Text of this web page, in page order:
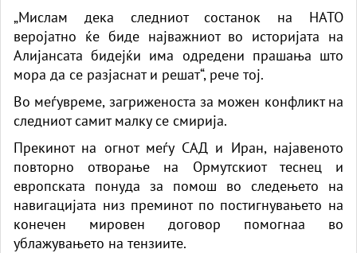
„Мислам дека следниот состанок на НАТО
веројатно ќе биде најважниот во историјата на
Алијансата бидејќи има одредени прашања што
мора да се разјаснат и решат“, рече тој.
Во меѓувреме, загриженоста за можен конфликт на
следниот самит малку се смирија.
Прекинот на огнот меѓу САД и Иран, најавеното
повторно отворање на Ормутскиот теснец и
европската понуда за помош во следењето на
навигацијата низ преминот по постигнувањето на
конечен мировен договор помогнаа во
ублажувањето на тензиите.